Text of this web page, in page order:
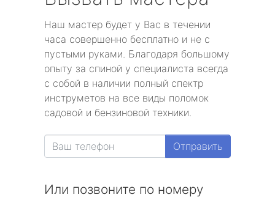
Наш мастер будет у Вас в течении
часа совершенно бесплатно и не с
пустыми руками. Благодаря большому
опыту за спиной у специалиста всегда
с собой в наличии полный спектр
инструметов на все виды поломок
садовой и бензиновой техники.
Отправить
Или позвоните по номеру